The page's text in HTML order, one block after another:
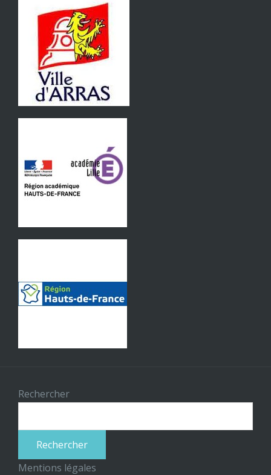
Rechercher
Rechercher
Mentions légales